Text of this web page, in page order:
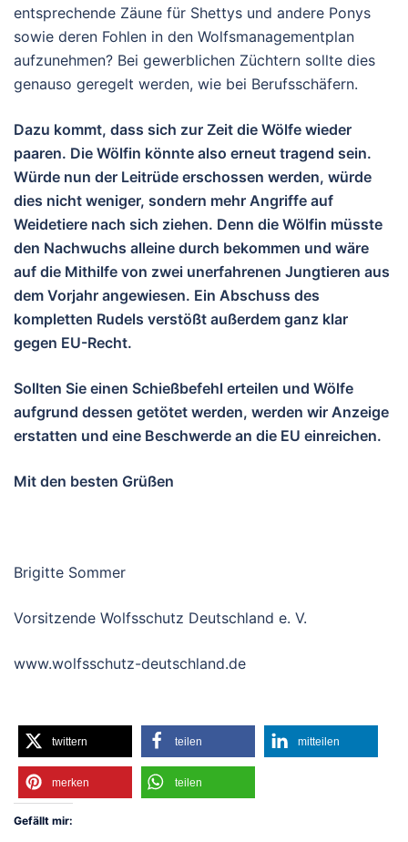
entsprechende Zäune für Shettys und andere Ponys
sowie deren Fohlen in den Wolfsmanagementplan
aufzunehmen? Bei gewerblichen Züchtern sollte dies
genauso geregelt werden, wie bei Berufsschäfern.
Dazu kommt, dass sich zur Zeit die Wölfe wieder
paaren. Die Wölfin könnte also erneut tragend sein.
Würde nun der Leitrüde erschossen werden, würde
dies nicht weniger, sondern mehr Angriffe auf
Weidetiere nach sich ziehen. Denn die Wölfin müsste
den Nachwuchs alleine durch bekommen und wäre
auf die Mithilfe von zwei unerfahrenen Jungtieren aus
dem Vorjahr angewiesen. Ein Abschuss des
kompletten Rudels verstößt außerdem ganz klar
gegen EU-Recht.
Sollten Sie einen Schießbefehl erteilen und Wölfe
aufgrund dessen getötet werden, werden wir Anzeige
erstatten und eine Beschwerde an die EU einreichen.
Mit den besten Grüßen
Brigitte Sommer
Vorsitzende Wolfsschutz Deutschland e. V.
www.wolfsschutz-deutschland.de
twittern teilen mitteilen
merken teilen
Gefällt mir: